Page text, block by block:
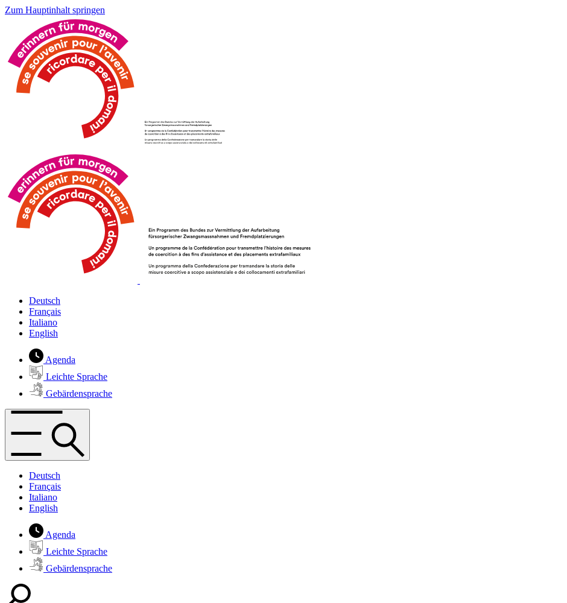
Zum Hauptinhalt springen
Deutsch
Français
Italiano
English
Agenda
Leichte Sprache
Gebärdensprache
Deutsch
Français
Italiano
English
Agenda
Leichte Sprache
Gebärdensprache